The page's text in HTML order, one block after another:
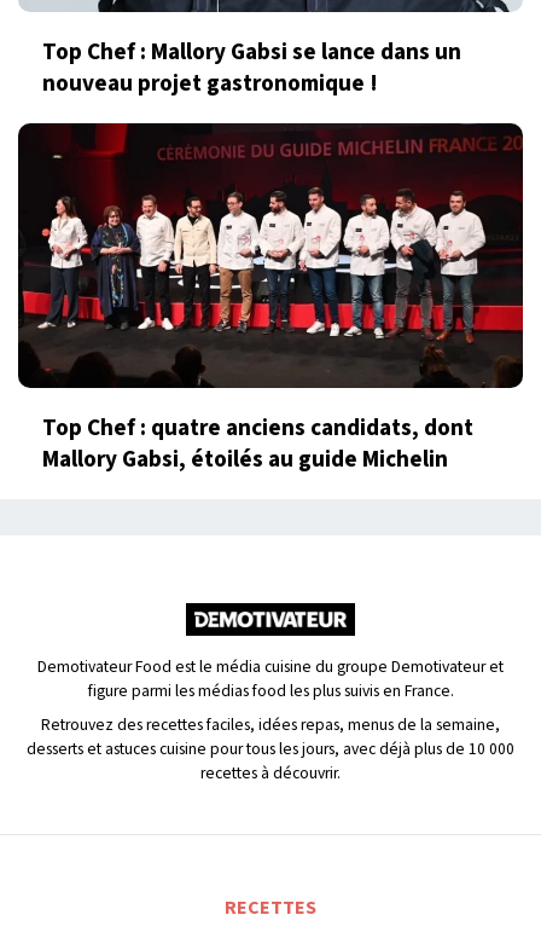
Top Chef : Mallory Gabsi se lance dans un
nouveau projet gastronomique !
Top Chef : quatre anciens candidats, dont
Mallory Gabsi, étoilés au guide Michelin
Demotivateur Food est le média cuisine du groupe Demotivateur et
figure parmi les médias food les plus suivis en France.
Retrouvez des recettes faciles, idées repas, menus de la semaine,
desserts et astuces cuisine pour tous les jours, avec déjà plus de 10 000
recettes à découvrir.
RECETTES